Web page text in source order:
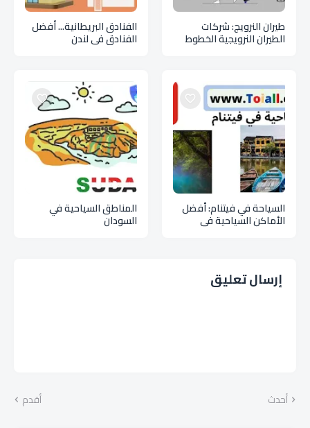
طيران النرويج: شركات
الطيران النرويجية الخطوط
الجوية وأفضل شركات
الفنادق البريطانية... أفضل
الفنادق في لندن
السياحة في فيتنام: أفضل
الأماكن السياحية في
جمهورية فيتنام
المناطق السياحية في
السودان
إرسال تعليق
أحدث أقدم